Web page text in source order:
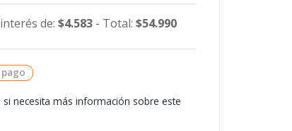
de: $4.583- Total: $54.990
necesita más información sobre este